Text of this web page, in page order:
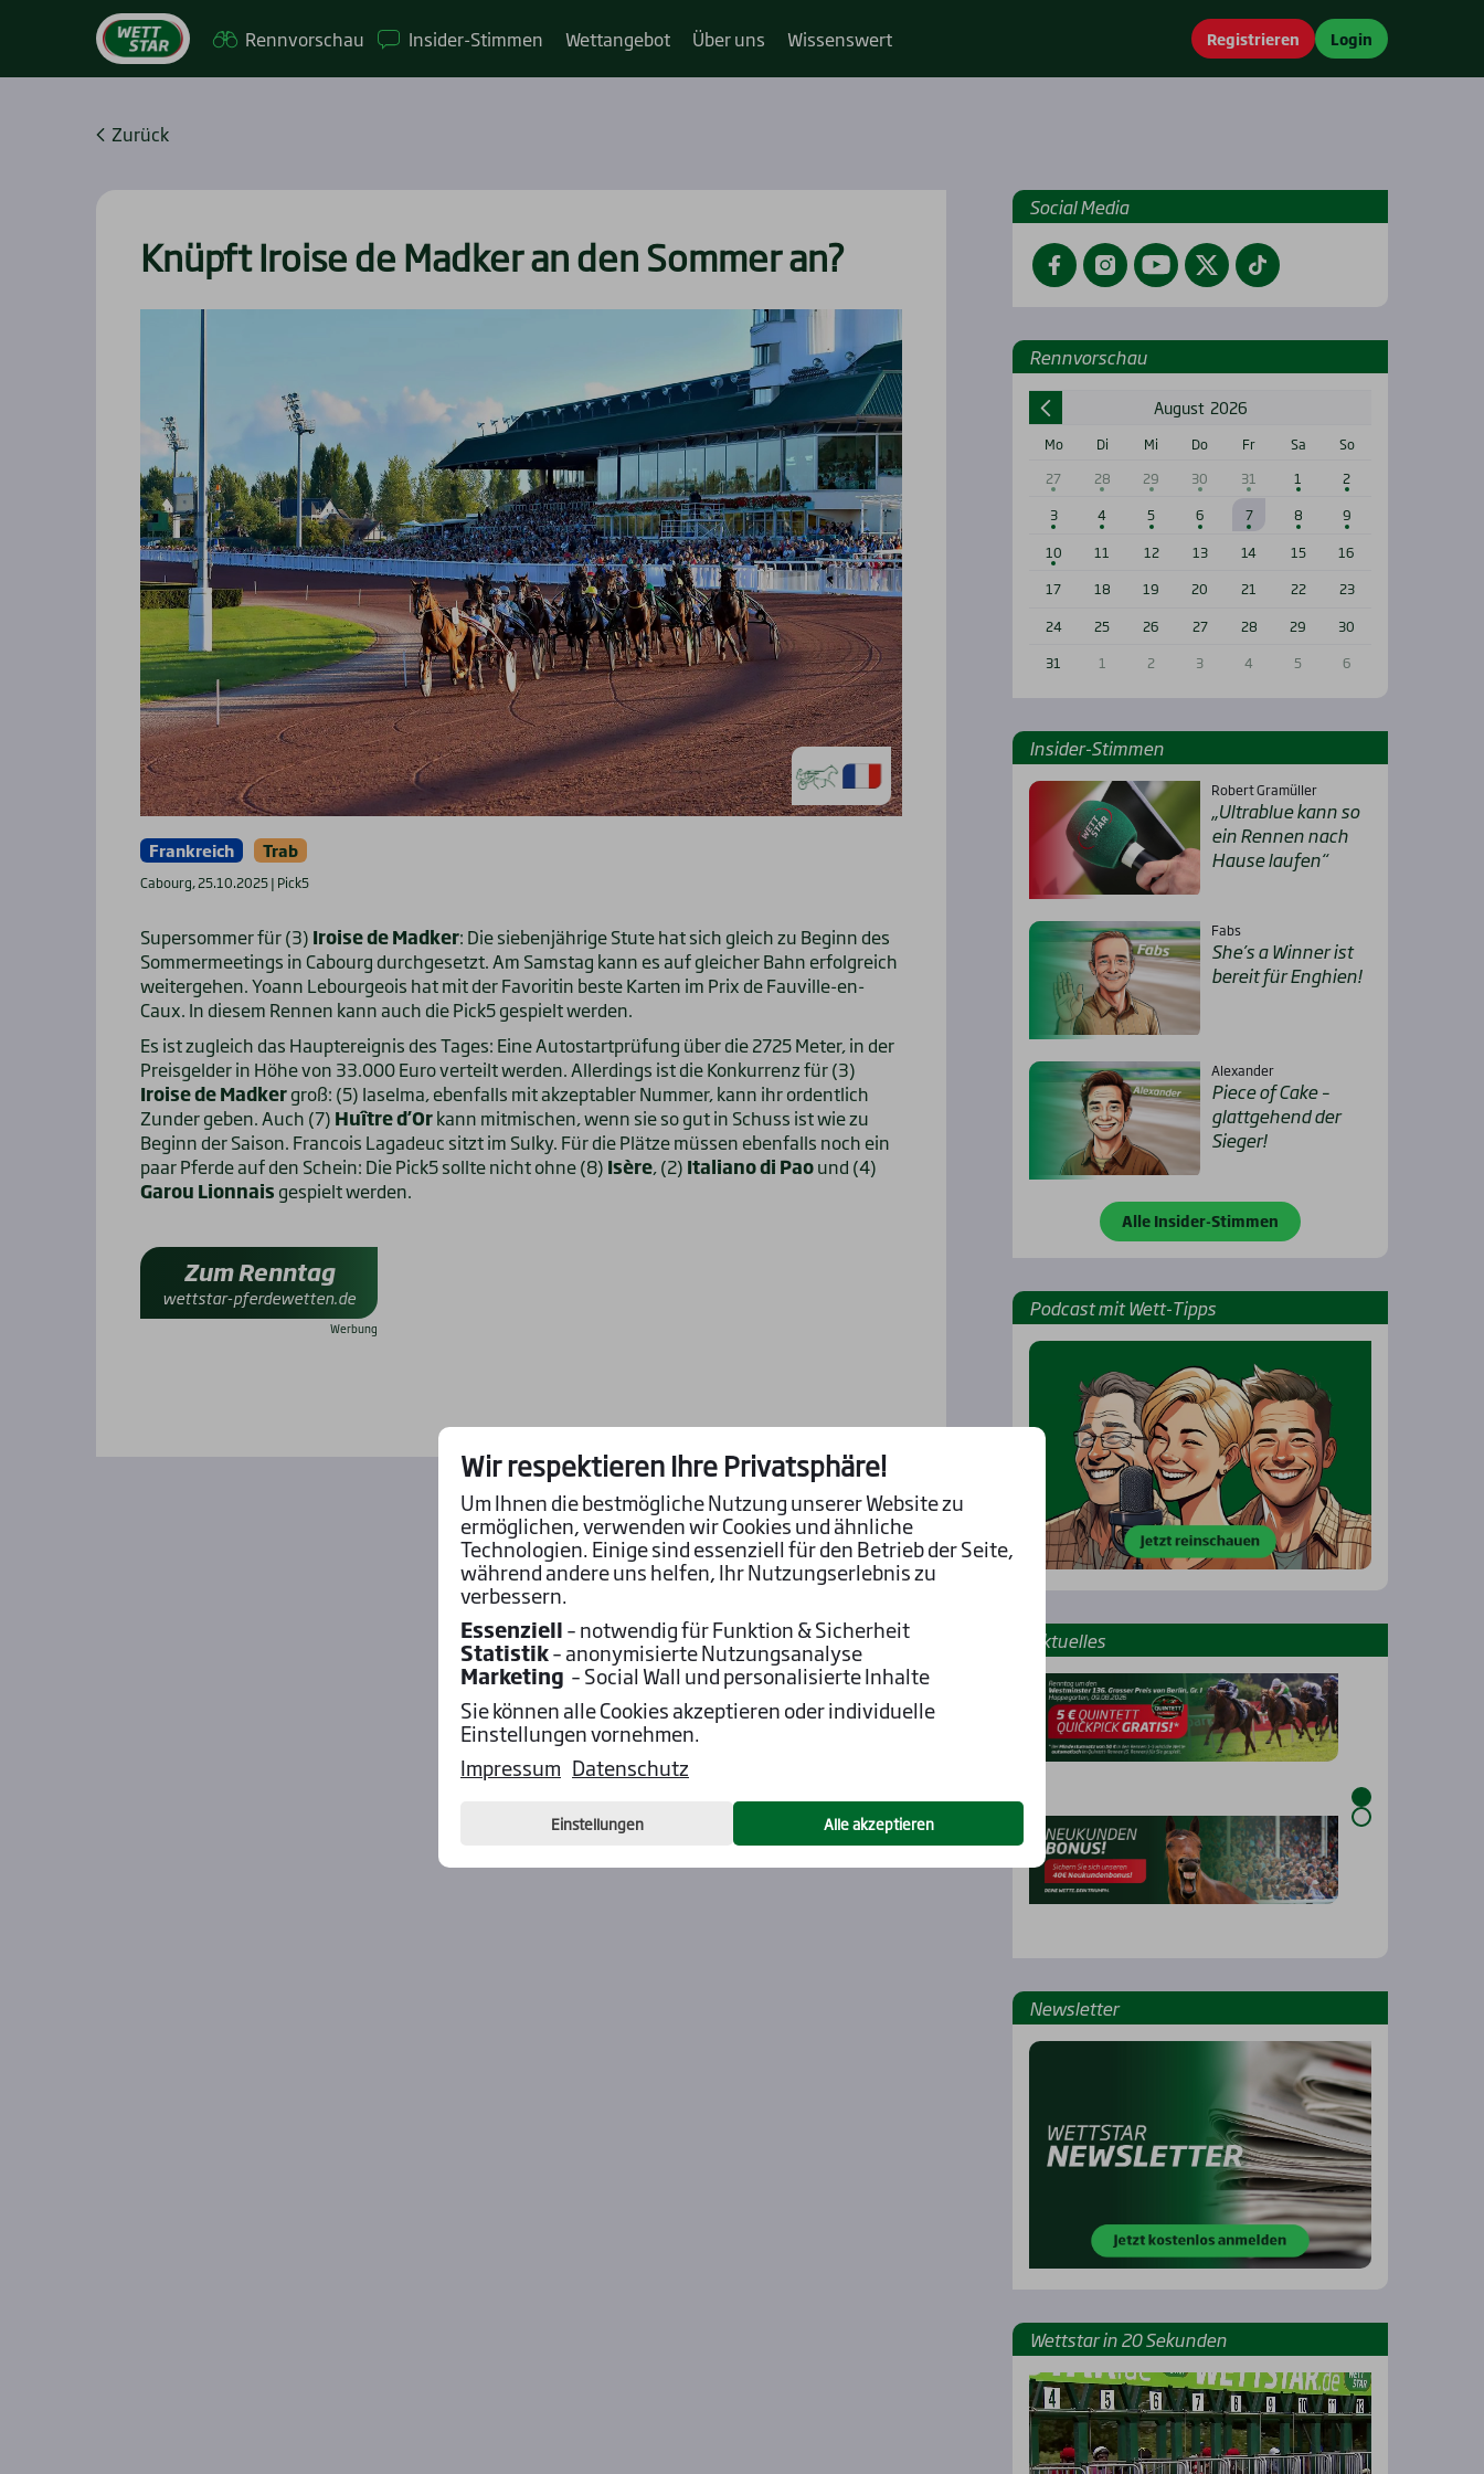
Renn­vor­schau Insi­­der-Stim­­men Wett­an­ge­bot Über uns Wis­sens­wert Registrieren Login
Zurück
Knüpft Iroi­se de Mad­ker an den Som­mer an?
Frankreich Trab
Cabourg, 25.10.2025 | Pick5
Supersommer für (3) Iroise de Madker: Die siebenjährige Stute hat sich gleich zu Beginn des
Sommermeetings in Cabourg durchgesetzt. Am Samstag kann es auf gleicher Bahn erfolgreich
weitergehen. Yoann Lebourgeois hat mit der Favoritin beste Karten im Prix de Fauville-en-
Caux. In diesem Rennen kann auch die Pick5 gespielt werden.
Es ist zugleich das Hauptereignis des Tages: Eine Autostartprüfung über die 2725 Meter, in der
Preisgelder in Höhe von 33.000 Euro verteilt werden. Allerdings ist die Konkurrenz für (3)
Iroise de Madkergroß: (5) Iaselma, ebenfalls mit akzeptabler Nummer, kann ihr ordentlich
Zunder geben. Auch (7) Huître d’Orkann mitmischen, wenn sie so gut in Schuss ist wie zu
Beginn der Saison. Francois Lagadeuc sitzt im Sulky. Für die Plätze müssen ebenfalls noch ein
paar Pferde auf den Schein: Die Pick5 sollte nicht ohne (8) Isère, (2) Italianodi Paound (4)
Garou Lionnais gespielt werden.
Zum Renntag
wettstar-pferdewetten.de
Social Media
FacebookInstagramYouTubeTwitterTikTok
Renn­vor­schau
August 2026
Mo Di Mi Do Fr Sa
So
27
28 29 30 31 1
2
3
4 5 6 7 8
9
10
11 12 13 14 15
16
17
18 19 20 21 22
23
24
25 26 27 28 29
30
31
1 2 3 4 5 6
Insi­der-Stim­men
Robert Gramüller
„Ultra­b­lue kann so
ein Ren­nen nach
Hau­se lau­fen“
Fabs
She’s a Win­ner ist
bereit für Eng­hien!
Alexander
Pie­ce of Cake –
glatt­ge­hend der
Sie­ger!
Alle Insider-Stimmen
Pod­cast mit Wett-Tipps
Aktu­el­les
Rennbahnen
News­let­ter
Wett­star in 20 Sekun­den
Wir respektieren Ihre Privatsphäre!
Um Ihnen die bestmögliche Nutzung unserer Website zu
ermöglichen, verwenden wir Cookies und ähnliche
Technologien. Einige sind essenziell für den Betrieb der Seite,
während andere uns helfen, Ihr Nutzungserlebnis zu
verbessern.
Essenziell– notwendig für Funktion & Sicherheit
Statistik– anonymisierte Nutzungsanalyse
Marketing – Social Wall und personalisierte Inhalte
Sie können alle Cookies akzeptieren oder individuelle
Einstellungen vornehmen.
Impressum Datenschutz
Einstellungen Alle akzeptieren